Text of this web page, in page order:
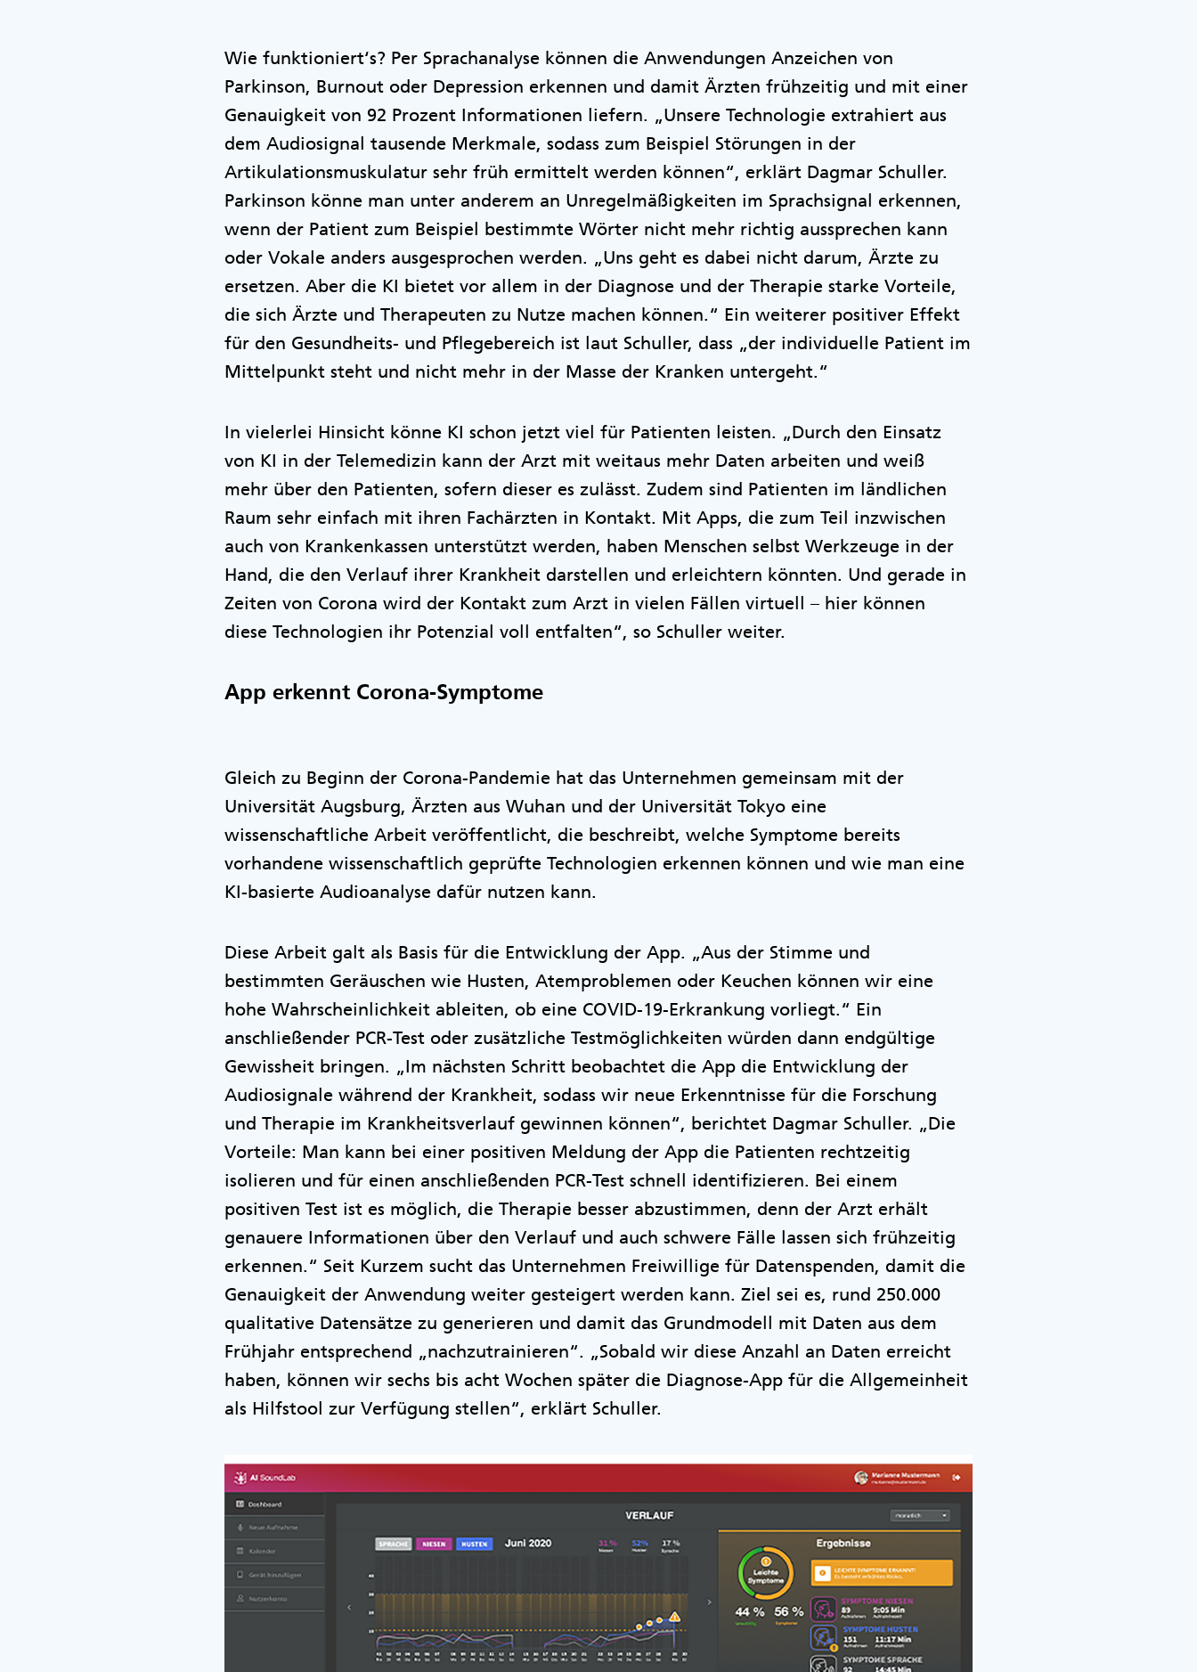
Wie funktioniert‘s? Per Sprachanalyse können die Anwendungen Anzeichen von
Parkinson, Burnout oder Depression erkennen und damit Ärzten frühzeitig und mit einer
Genauigkeit von 92 Prozent Informationen liefern. „Unsere Technologie extrahiert aus
dem Audiosignal tausende Merkmale, sodass zum Beispiel Störungen in der
Artikulationsmuskulatur sehr früh ermittelt werden können“, erklärt Dagmar Schuller.
Parkinson könne man unter anderem an Unregelmäßigkeiten im Sprachsignal erkennen,
wenn der Patient zum Beispiel bestimmte Wörter nicht mehr richtig aussprechen kann
oder Vokale anders ausgesprochen werden. „Uns geht es dabei nicht darum, Ärzte zu
ersetzen. Aber die KI bietet vor allem in der Diagnose und der Therapie starke Vorteile,
die sich Ärzte und Therapeuten zu Nutze machen können.“ Ein weiterer positiver Effekt
für den Gesundheits- und Pflegebereich ist laut Schuller, dass „der individuelle Patient im
Mittelpunkt steht und nicht mehr in der Masse der Kranken untergeht.“
In vielerlei Hinsicht könne KI schon jetzt viel für Patienten leisten. „Durch den Einsatz
von KI in der Telemedizin kann der Arzt mit weitaus mehr Daten arbeiten und weiß
mehr über den Patienten, sofern dieser es zulässt. Zudem sind Patienten im ländlichen
Raum sehr einfach mit ihren Fachärzten in Kontakt. Mit Apps, die zum Teil inzwischen
auch von Krankenkassen unterstützt werden, haben Menschen selbst Werkzeuge in der
Hand, die den Verlauf ihrer Krankheit darstellen und erleichtern könnten. Und gerade in
Zeiten von Corona wird der Kontakt zum Arzt in vielen Fällen virtuell – hier können
diese Technologien ihr Potenzial voll entfalten“, so Schuller weiter.
App erkennt Corona-Symptome
Gleich zu Beginn der Corona-Pandemie hat das Unternehmen gemeinsam mit der
Universität Augsburg, Ärzten aus Wuhan und der Universität Tokyo eine
wissenschaftliche Arbeit veröffentlicht, die beschreibt, welche Symptome bereits
vorhandene wissenschaftlich geprüfte Technologien erkennen können und wie man eine
KI-basierte Audioanalyse dafür nutzen kann.
Diese Arbeit galt als Basis für die Entwicklung der App. „Aus der Stimme und
bestimmten Geräuschen wie Husten, Atemproblemen oder Keuchen können wir eine
hohe Wahrscheinlichkeit ableiten, ob eine COVID-19-Erkrankung vorliegt.“ Ein
anschließender PCR-Test oder zusätzliche Testmöglichkeiten würden dann endgültige
Gewissheit bringen. „Im nächsten Schritt beobachtet die App die Entwicklung der
Audiosignale während der Krankheit, sodass wir neue Erkenntnisse für die Forschung
und Therapie im Krankheitsverlauf gewinnen können“, berichtet Dagmar Schuller. „Die
Vorteile: Man kann bei einer positiven Meldung der App die Patienten rechtzeitig
isolieren und für einen anschließenden PCR-Test schnell identifizieren. Bei einem
positiven Test ist es möglich, die Therapie besser abzustimmen, denn der Arzt erhält
genauere Informationen über den Verlauf und auch schwere Fälle lassen sich frühzeitig
erkennen.“ Seit Kurzem sucht das Unternehmen Freiwillige für Datenspenden, damit die
Genauigkeit der Anwendung weiter gesteigert werden kann. Ziel sei es, rund 250.000
qualitative Datensätze zu generieren und damit das Grundmodell mit Daten aus dem
Frühjahr entsprechend „nachzutrainieren“. „Sobald wir diese Anzahl an Daten erreicht
haben, können wir sechs bis acht Wochen später die Diagnose-App für die Allgemeinheit
als Hilfstool zur Verfügung stellen“, erklärt Schuller.